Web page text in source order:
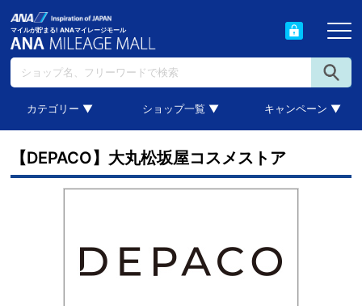
マイルが貯まる! ANAマイレージモール
カテゴリー ▼ ショップ一覧 ▼ キャンペーン ▼
【DEPACO】大丸松坂屋コスメストア